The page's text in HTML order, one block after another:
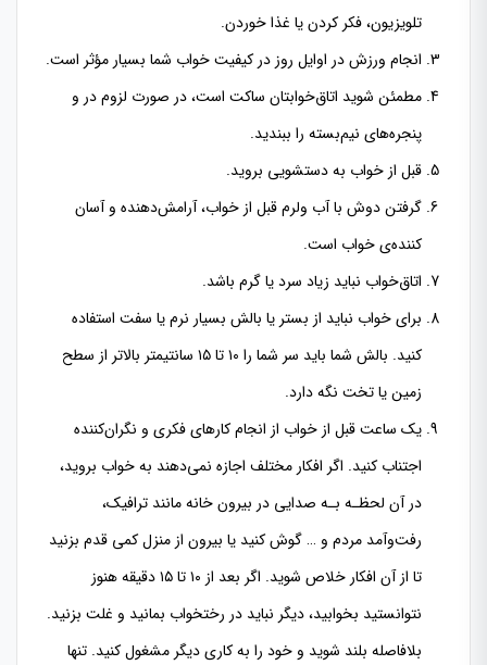
تلویزیون، فکر کردن یا غذا خوردن.
انجام ورزش در اوایل روز در کیفیت خواب شما بسیار مؤثر است.
مطمئن شوید اتاق‌خوابتان ساکت است، در صورت لزوم در و
پنجره‌های نیم‌بسته را ببندید.
قبل از خواب به دستشویی بروید.
گرفتن دوش با آب ولرم قبل از خواب، آرامش‌دهنده و آسان
کننده‌ی خواب است.
اتاق‌خواب نباید زیاد سرد یا گرم باشد.
برای خواب نباید از بستر یا بالش بسیار نرم یا سفت استفاده
کنید. بالش شما باید سر شما را ۱۰ تا ۱۵ سانتیمتر بالاتر از سطح
زمین یا تخت نگه دارد.
یک ساعت قبل از خواب از انجام کارهای فکری و نگران‌کننده
اجتناب کنید. اگر افکار مختلف اجازه نمی‌دهند به خواب بروید،
در آن لحظـه بـه صدایی در بیرون خانه مانند ترافیک،
رفت‌وآمد مردم و … گوش کنید یا بیرون از منزل کمی قدم بزنید
تا از آن افکار خلاص شوید. اگر بعد از ۱۰ تا ۱۵ دقیقه هنوز
نتوانستید بخوابید، دیگر نباید در رختخواب بمانید و غلت بزنید.
بلافاصله بلند شوید و خود را به کاری دیگر مشغول کنید. تنها